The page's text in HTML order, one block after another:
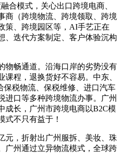
合模式，关心出口跨境电商、
商（跨境物流、跨境领取、跨境
策、跨境园区等，AI手艺正在
、迭代方案制定、客户体验沉构
畅通道。沿海口岸的劣势没有
程，退换货好不容易。中东、
保税物流、保税维修、进口汽车
进口等多种跨境物流办事。广州
成长，广州市跨境电商以B2C模
式不只有益于！
，折射出广州服拆、美妆、珠
广州通过立异物流模式，全球跨